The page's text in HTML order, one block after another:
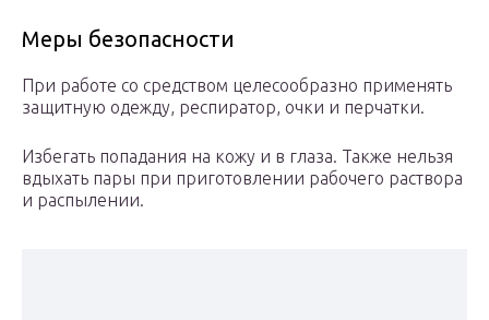
Меры безопасности
При работе со средством целесообразно применять
защитную одежду, респиратор, очки и перчатки.
Избегать попадания на кожу и в глаза. Также нельзя
вдыхать пары при приготовлении рабочего раствора
и распылении.